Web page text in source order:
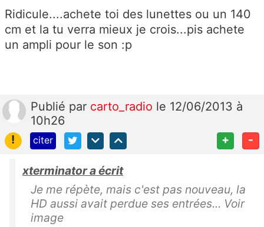
Ridicule....achete toi des lunettes ou un 140
cm et la tu verra mieux je crois...pis achete
un ampli pour le son :p
Publié par carto_radio le 12/06/2013 à
10h26
!
citer + -
xterminator a écrit
Je me répète, mais c'est pas nouveau, la
HD aussi avait perdue ses entrées... Voir
image